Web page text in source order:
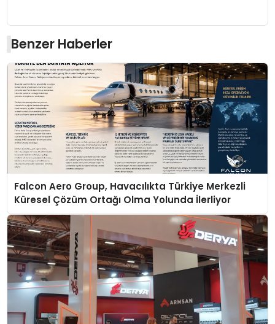
Benzer Haberler
Falcon Aero Group, Havacılıkta Türkiye Merkezli
Küresel Çözüm Ortağı Olma Yolunda İlerliyor